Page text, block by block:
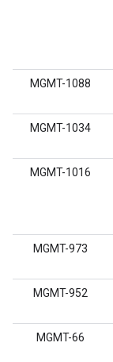
MGMT-1088
MGMT-1034
MGMT-1016
MGMT-973
MGMT-952
MGMT-66